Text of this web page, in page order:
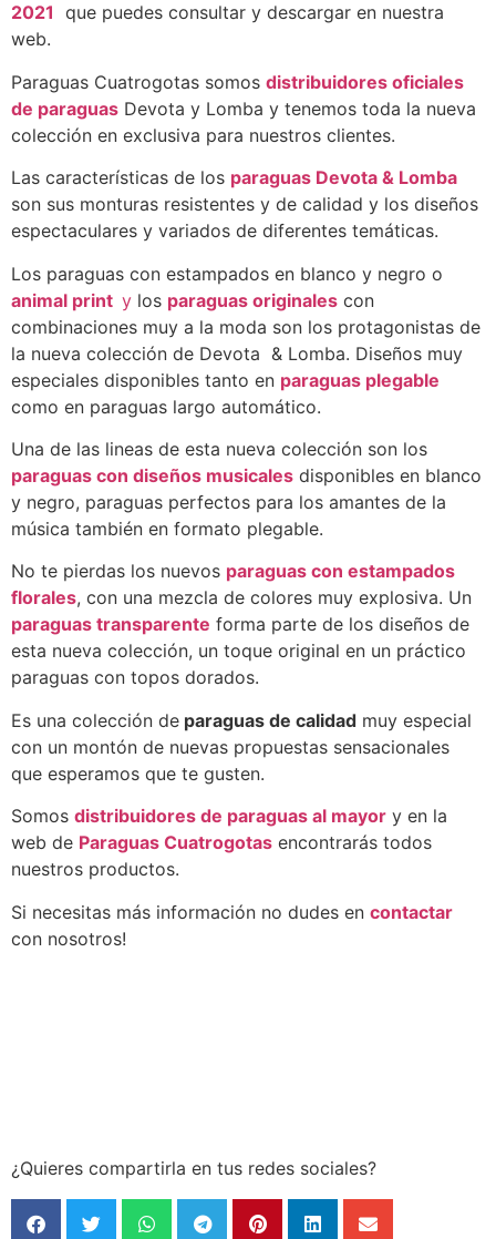
2021 que puedes consultar y descargar en nuestra
web.
Paraguas Cuatrogotas somos distribuidores oficiales
de paraguas Devota y Lomba y tenemos toda la nueva
colección en exclusiva para nuestros clientes.
Las características de los paraguas Devota & Lomba
son sus monturas resistentes y de calidad y los diseños
espectaculares y variados de diferentes temáticas.
Los paraguas con estampados en blanco y negro o
animal print y los paraguas originales con
combinaciones muy a la moda son los protagonistas de
la nueva colección de Devota & Lomba. Diseños muy
especiales disponibles tanto en paraguas plegable
como en paraguas largo automático.
Una de las lineas de esta nueva colección son los
paraguas con diseños musicales disponibles en blanco
y negro, paraguas perfectos para los amantes de la
música también en formato plegable.
No te pierdas los nuevos paraguas con estampados
florales, con una mezcla de colores muy explosiva. Un
paraguas transparente forma parte de los diseños de
esta nueva colección, un toque original en un práctico
paraguas con topos dorados.
Es una colección de paraguas de calidad muy especial
con un montón de nuevas propuestas sensacionales
que esperamos que te gusten.
Somos distribuidores de paraguas al mayor y en la
web de Paraguas Cuatrogotas encontrarás todos
nuestros productos.
Si necesitas más información no dudes en contactar
con nosotros!
¿Quieres compartirla en tus redes sociales?